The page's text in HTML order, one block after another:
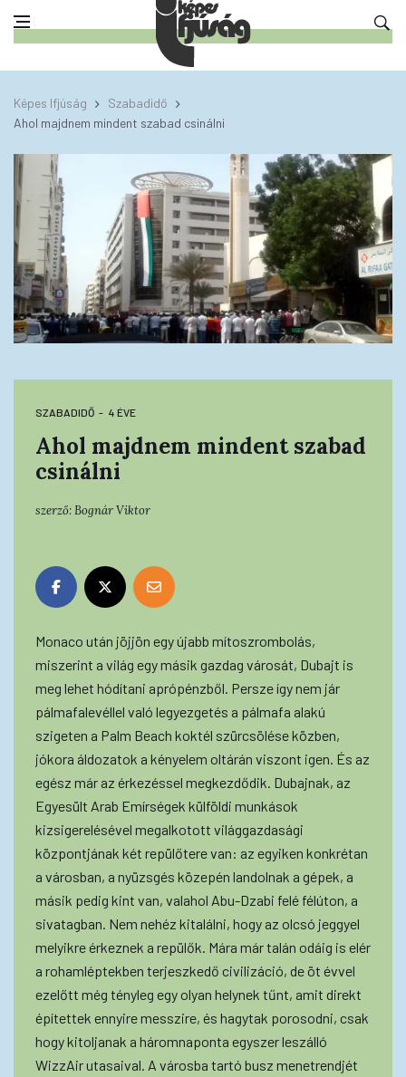
Képes Ifjúság
Szabadidő
Ahol majdnem mindent szabad csinálni
SZABADIDŐ 4 ÉVE
Ahol majdnem mindent szabad
csinálni
szerző:Bognár Viktor
Monaco után jöjjön egy újabb mítoszrombolás,
miszerint a világ egy másik gazdag városát, Dubajt is
meg lehet hódítani aprópénzből. Persze így nem jár
pálmafalevéllel való legyezgetés a pálmafa alakú
szigeten a Palm Beach koktél szürcsölése közben,
jókora áldozatok a kényelem oltárán viszont igen. És az
egész már az érkezéssel megkezdődik. Dubajnak, az
Egyesült Arab Emírségek külföldi munkások
kizsigerelésével megalkotott világgazdasági
központjának két repülőtere van: az egyiken konkrétan
a városban, a nyüzsgés közepén landolnak a gépek, a
másik pedig kint van, valahol Abu-Dzabi felé félúton, a
sivatagban. Nem nehéz kitalálni, hogy az olcsó jeggyel
melyikre érkeznek a repülők. Mára már talán odáig is elér
a rohamléptekben terjeszkedő civilizáció, de öt évvel
ezelőtt még tényleg egy olyan helynek tűnt, amit direkt
építettek ennyire messzire, és hagytak porosodni, csak
hogy kitoljanak a háromnaponta egyszer leszálló
WizzAir utasaival. A városba tartó busz menetrendjét